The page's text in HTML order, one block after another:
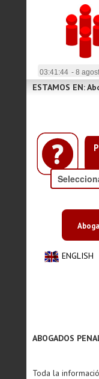
03:41:45 - 8
ESTAMOS EN:
ENGLISH
ABOGADOS
Toda la